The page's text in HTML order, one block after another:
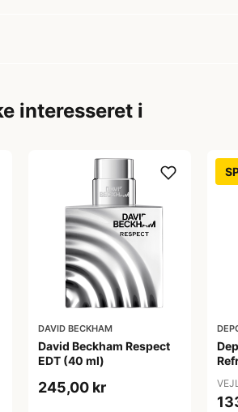
interesseret i
DAVID BECKHAM
David Beckham Respect
EDT (40 ml)
245,00 kr